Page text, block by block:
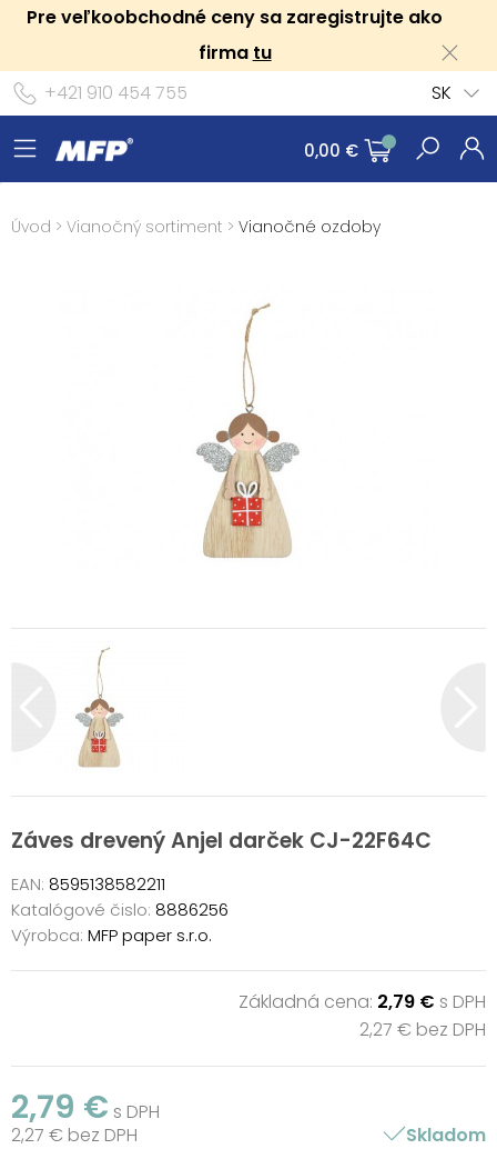
Pre veľkoobchodné ceny sa zaregistrujte ako
firma tu
+421 910 454 755
SK
0,00 €
Úvod > Vianočný sortiment > Vianočné ozdoby
Záves drevený Anjel darček CJ-22F64C
EAN: 8595138582211
Katalógové čislo: 8886256
Výrobca: MFP paper s.r.o.
Základná cena: 2,79 € s DPH
2,27 € bez DPH
2,79 € s DPH
2,27 € bez DPH
Skladom